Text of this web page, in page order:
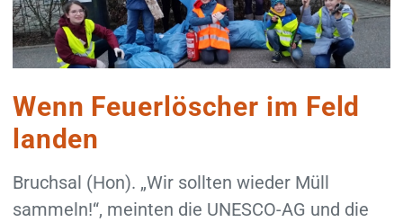
Wenn Feuerlöscher im Feld
landen
Bruchsal (Hon). „Wir sollten wieder Müll
sammeln!“, meinten die UNESCO-AG und die